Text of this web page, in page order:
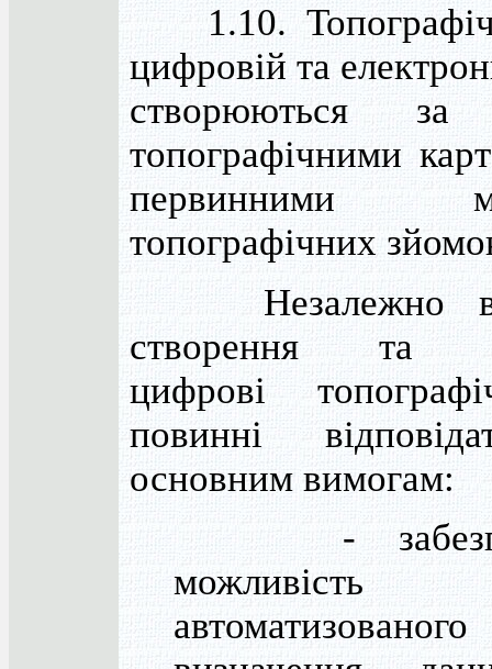
1.10.
цифровій та
створюються за
топографічними
первинними
топографічних
Незалежно
створення та
цифрові
повинні
основним вимогам:
-
можливість
автоматизованого